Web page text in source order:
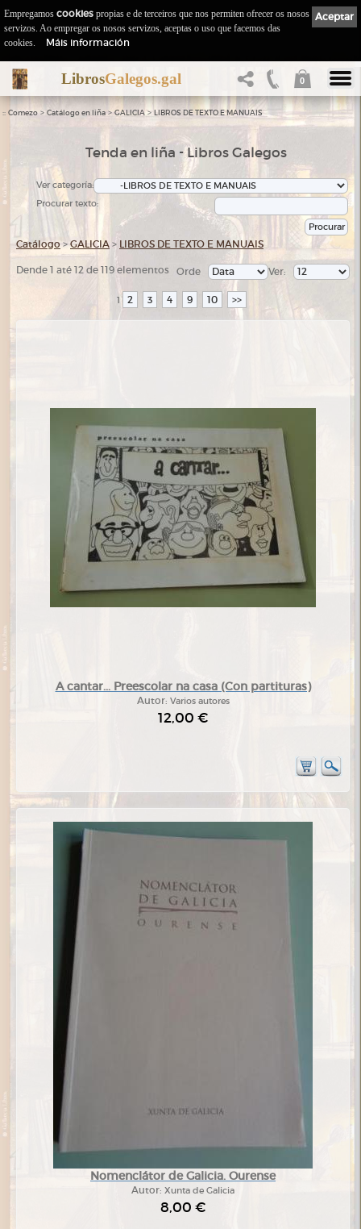
LibrosGalegos.gal 0
:: Comezo > Catálogo en liña > GALICIA> LIBROS DE TEXTO E MANUAIS
Tenda en liña - Libros Galegos
Ver categoría:
Procurar texto:
Catálogo >GALICIA > LIBROS DE TEXTO E MANUAIS
Dende 1 até 12 de 119 elementos Ver:
Orde
1 2 3 4 9 10 >>
A cantar... Preescolar na casa (Con partituras)
Autor: Varios autores
12,00 €
Nomenclátor de Galicia. Ourense
Autor: Xunta de Galicia
8,00 €
Aceptar
Empregamos cookies propias e de terceiros que nos permiten ofrecer os nosos
servizos. Ao empregar os nosos servizos, aceptas o uso que facemos das
cookies.
Máis información